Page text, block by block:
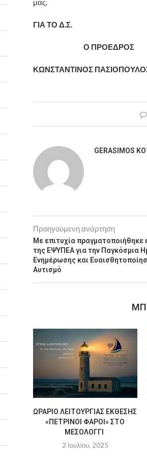
μας.
ΓΙΑ ΤΟ Δ.Σ.
Ο ΠΡΟΕΔΡΟΣ Η
ΚΩΝΣΤΑΝΤΙΝΟΣ
GERASIMOS
Προηγούμενη ανάρτηση
Με επιτυχία πραγματοποιήθηκε
της ΕΨΥΠΕΑ για την Παγκόσμια
Ενημέρωσης και
Αυτισμό
ΩΡΆΡΙΟ ΛΕΙΤΟΥΡΓΊΑΣ ΈΚΘΕΣΗΣ
«ΠΈΤΡΙΝΟΙ ΦΆΡΟΙ» ΣΤΟ
ΜΕΣΟΛΌΓΓΙ
2 Ιουλίου, 2025